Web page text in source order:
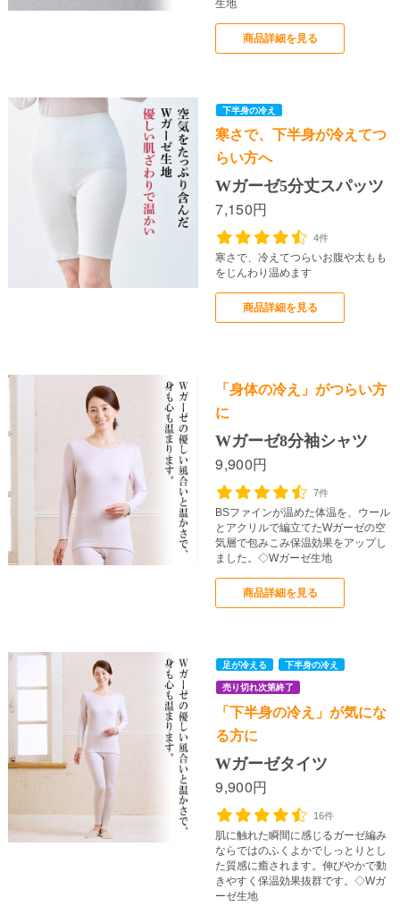
生地
商品詳細を見る
寒さで、下半身が冷えてつ
らい方へ
Wガーゼ5分丈スパッツ
7,150円
4件
寒さで、冷えてつらいお腹や太もも
をじんわり温めます
商品詳細を見る
「身体の冷え」がつらい方
に
Wガーゼ8分袖シャツ
9,900円
7件
BSファインが温めた体温を、ウール
とアクリルで編立てたWガーゼの空
気層で包みこみ保温効果をアップし
ました。◇Wガーゼ生地
商品詳細を見る
「下半身の冷え」が気にな
る方に
Wガーゼタイツ
9,900円
16件
肌に触れた瞬間に感じるガーゼ編み
ならではのふくよかでしっとりとし
た質感に癒されます。伸びやかで動
きやすく保温効果抜群です。◇Wガ
ーゼ生地